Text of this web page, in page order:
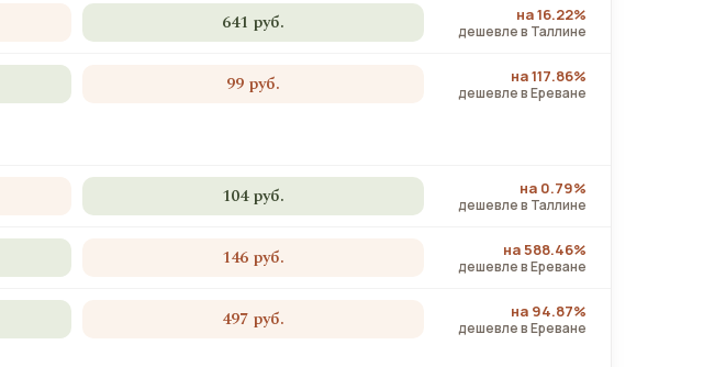
641 руб. на 16.22%
дешевле в Таллине
99 руб. на 117.86%
дешевле в Ереване
104 руб. на 0.79%
дешевле в Таллине
146 руб. на 588.46%
дешевле в Ереване
497 руб. на 94.87%
дешевле в Ереване